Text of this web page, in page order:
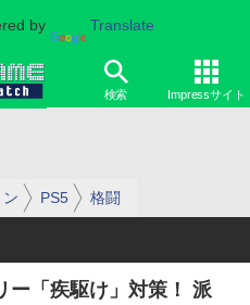
by Translate
検索 Impressサイト
PS5 格闘
ー「疾駆け」対策！ 派